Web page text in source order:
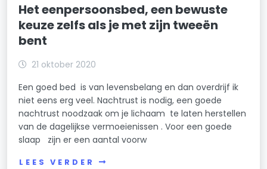
Het eenpersoonsbed, een bewuste
keuze zelfs als je met zijn tweeën
bent
21 oktober 2020
Een goed bed is van levensbelang en dan overdrijf ik
niet eens erg veel. Nachtrust is nodig, een goede
nachtrust noodzaak om je lichaam te laten herstellen
van de dagelijkse vermoeienissen . Voor een goede
slaap zijn er een aantal voorw
LEES VERDER